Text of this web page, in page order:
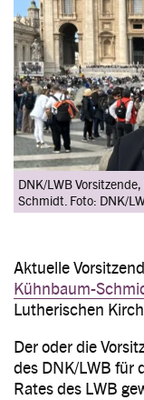
DNK/LWB
Schmidt. Foto: DNK/
Aktuelle
Kühnbaum-
Lutherischen
Der oder die
des DNK/LWB für
Rates des LWB